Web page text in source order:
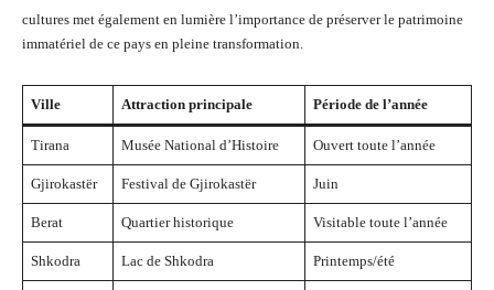
cultures met également en lumière l’importance de préserver le patrimoine
immatériel de ce pays en pleine transformation.
Ville Attraction principale Période de l’année
Tirana Musée National d’Histoire Ouvert toute l’année
Gjirokastër Festival de Gjirokastër Juin
Berat Quartier historique Visitable toute l’année
Shkodra Lac de Shkodra Printemps/été